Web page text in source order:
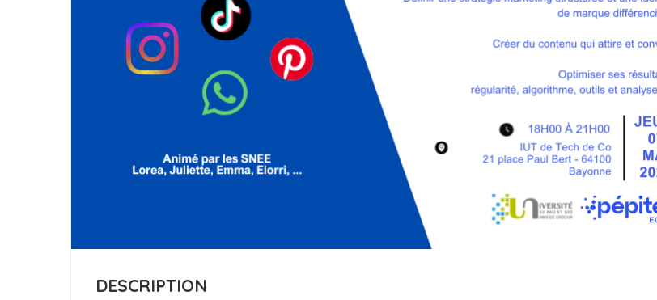
DESCRIPTION